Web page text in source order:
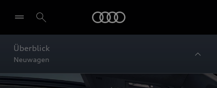
Überblick
Neuwagen